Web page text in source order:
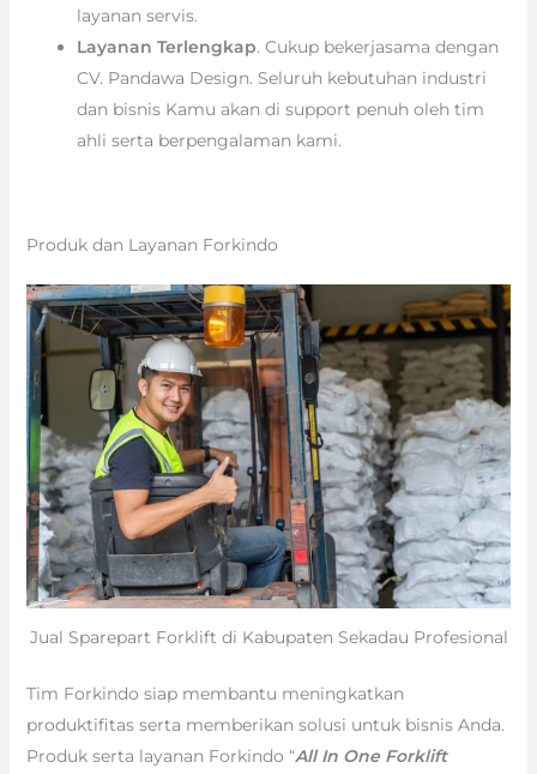
layanan servis.
Layanan Terlengkap. Cukup bekerjasama dengan
CV. Pandawa Design. Seluruh kebutuhan industri
dan bisnis Kamu akan di support penuh oleh tim
ahli serta berpengalaman kami.
Produk dan Layanan Forkindo
Jual Sparepart Forklift di Kabupaten Sekadau Profesional
Tim Forkindo siap membantu meningkatkan
produktifitas serta memberikan solusi untuk bisnis Anda.
Produk serta layanan Forkindo “All In One Forklift